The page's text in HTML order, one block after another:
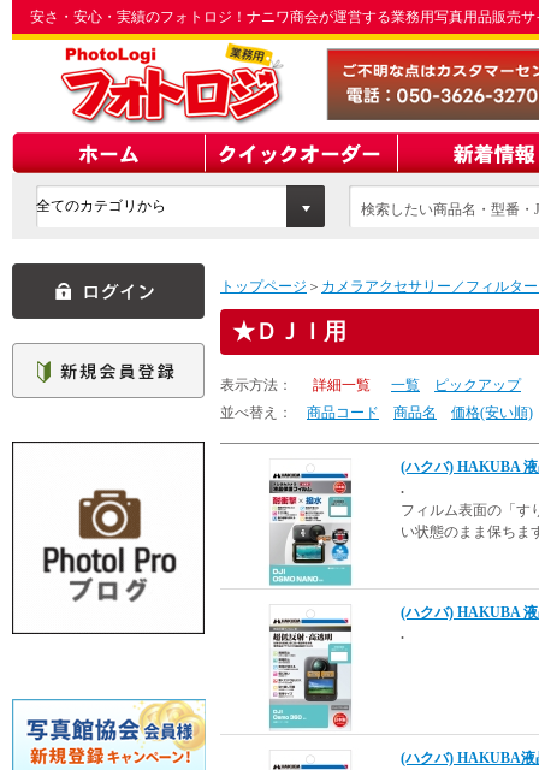
安さ・安心・実績のフォトロジ！ナニワ商会が運営する業務用写真用品販売
検索したい商品名・型番
トップページ ＞ カメラアクセサリー／フィルタ
ＤＪＩ用
表示方法： 詳細一覧 一覧
ピックアップ
並べ替え：
商品コード 商品名 価格(安い順)
(ハクバ) HAKUBA
.
フィルム表面の「す
い状態のまま保ちま
(ハクバ) HAKUBA
.
(ハクバ) HAKUBA液